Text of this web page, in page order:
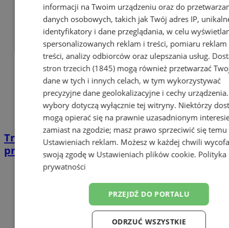
Trwa rekrutacja do ogólnopolskiego
programu żeglarskiego! Sprawdź szczegóły
informacji na Twoim urządzeniu oraz do
danych osobowych, takich jak Twój adres IP,
identyfikatory i dane przeglądania, w celu
spersonalizowanych reklam i treści, pomiaru reklam
treści, analizy odbiorców oraz ulepszania usług.
stron trzecich (1845)mogą również przetwarzać
dane w tych i innych celach, w tym wykorzystywać
precyzyjne dane geolokalizacyjne i cechy
wybory dotyczą wyłącznie tej witryny. Niektórzy
mogą opierać się na prawnie uzasadnionym
zamiast na zgodzie; masz prawo sprzeciwić się temu
Ustawieniach reklam. Możesz w każdej chwili
swoją zgodę w Ustawieniach plików cookie. Polityka
prywatności
PRZEJDŹ DO PORTALU
ODRZUĆ WSZYSTKIE